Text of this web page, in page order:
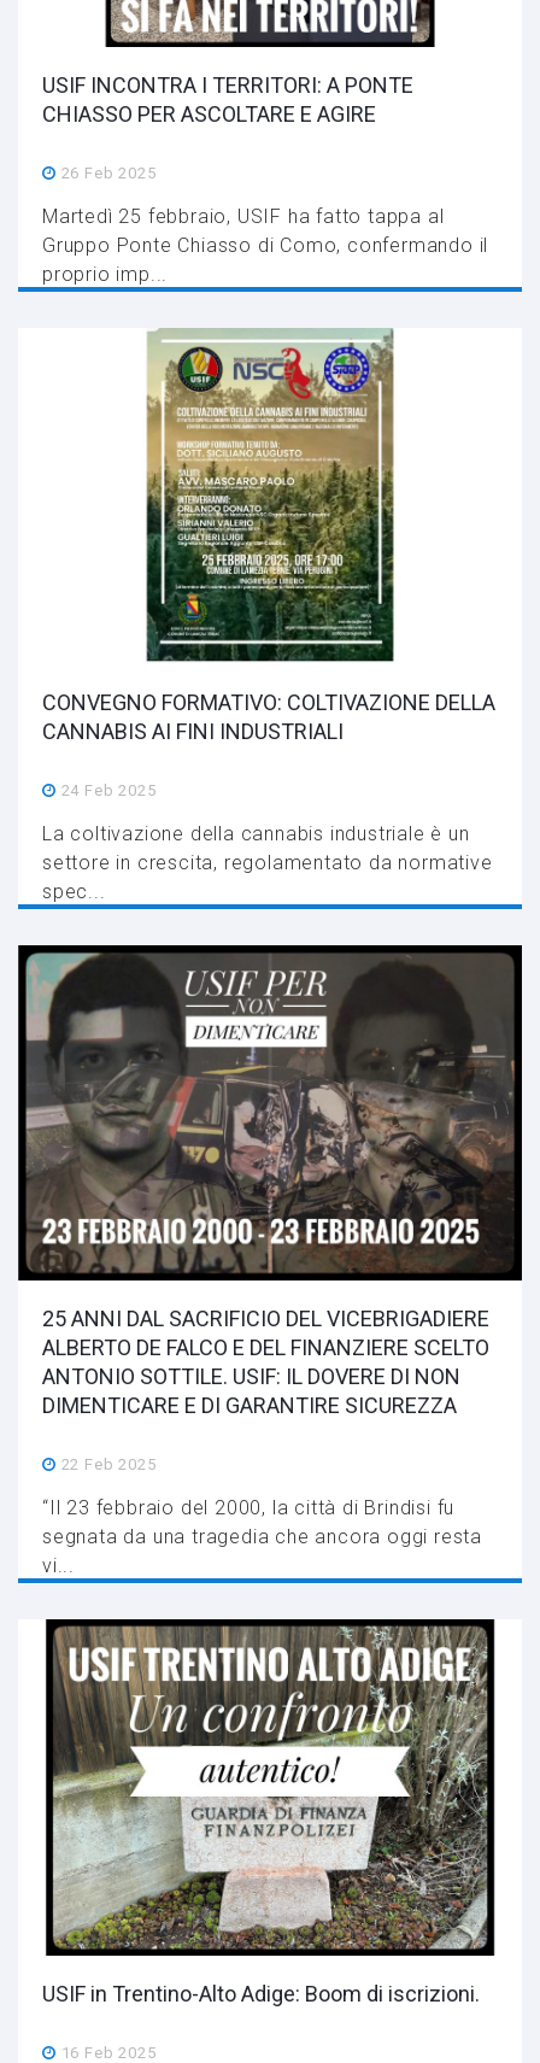
USIF INCONTRA I TERRITORI: A PONTE
CHIASSO PER ASCOLTARE E AGIRE
26 Feb 2025
Martedì 25 febbraio, USIF ha fatto tappa al
Gruppo Ponte Chiasso di Como, confermando il
proprio imp...
CONVEGNO FORMATIVO: COLTIVAZIONE DELLA
CANNABIS AI FINI INDUSTRIALI
24 Feb 2025
La coltivazione della cannabis industriale è un
settore in crescita, regolamentato da normative
spec...
25 ANNI DAL SACRIFICIO DEL VICEBRIGADIERE
ALBERTO DE FALCO E DEL FINANZIERE SCELTO
ANTONIO SOTTILE. USIF: IL DOVERE DI NON
DIMENTICARE E DI GARANTIRE SICUREZZA
22 Feb 2025
“Il 23 febbraio del 2000, la città di Brindisi fu
segnata da una tragedia che ancora oggi resta
vi...
USIF in Trentino-Alto Adige: Boom di iscrizioni.
16 Feb 2025